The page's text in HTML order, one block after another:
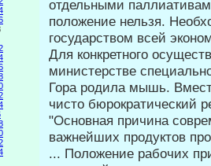
отдельными
положение нельзя.
государством всей
Для конкретного
министерстве
Гора родила мышь.
чисто бюрократический
"Основная причина
важнейших продуктов
... Положение рабочих